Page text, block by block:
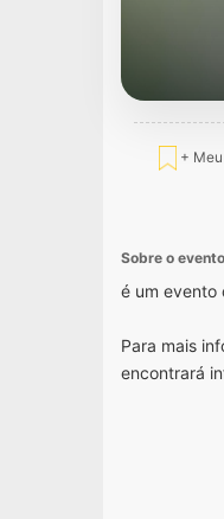
+
Sobre o evento
é um evento
Para mais
encontrará